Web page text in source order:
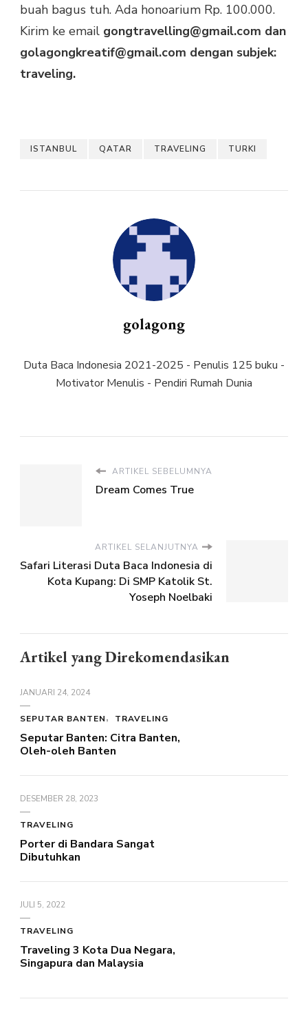
buah bagus tuh. Ada honoarium Rp. 100.000.
Kirim ke email gongtravelling@gmail.com dan
golagongkreatif@gmail.com dengan subjek:
traveling.
ISTANBUL QATAR TRAVELING TURKI
golagong
Duta Baca Indonesia 2021-2025 - Penulis 125 buku -
Motivator Menulis - Pendiri Rumah Dunia
ARTIKEL SEBELUMNYA
Dream Comes True
ARTIKEL SELANJUTNYA
Safari Literasi Duta Baca Indonesia di
Kota Kupang: Di SMP Katolik St.
Yoseph Noelbaki
Artikel yang Direkomendasikan
JANUARI 24, 2024
SEPUTAR BANTEN TRAVELING
Seputar Banten: Citra Banten,
Oleh-oleh Banten
DESEMBER 28, 2023
TRAVELING
Porter di Bandara Sangat
Dibutuhkan
JULI 5, 2022
TRAVELING
Traveling 3 Kota Dua Negara,
Singapura dan Malaysia